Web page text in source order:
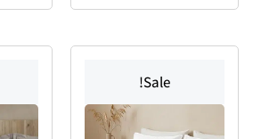
Sale!
יש
מספר